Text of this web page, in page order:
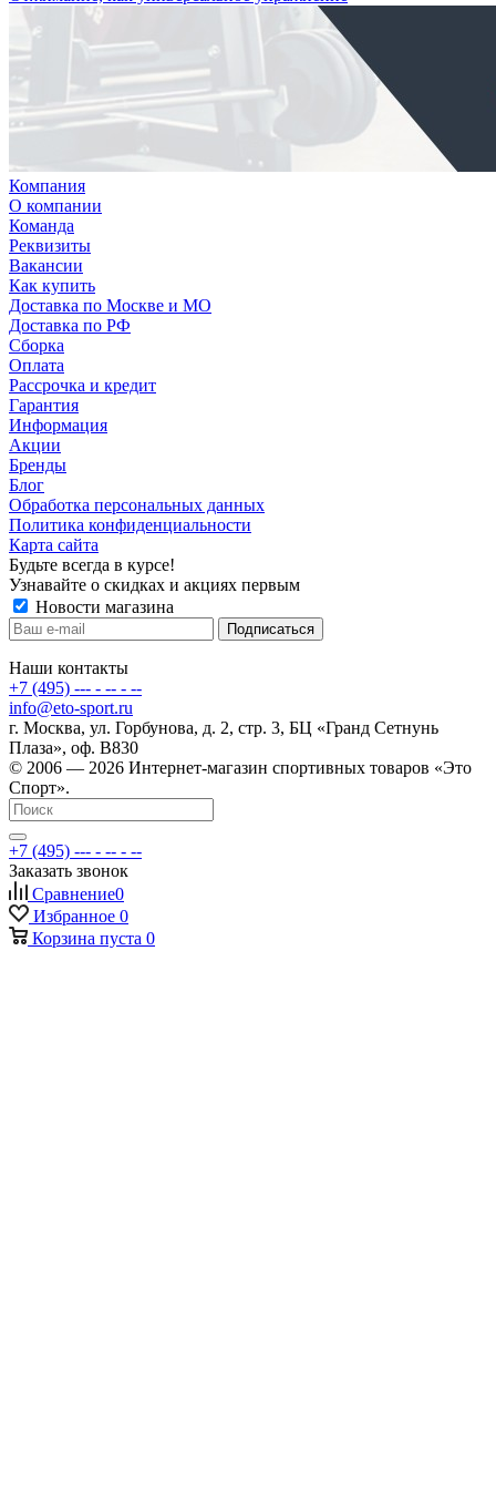
Компания
О компании
Команда
Реквизиты
Вакансии
Как купить
Доставка по Москве и МО
Доставка по РФ
Сборка
Оплата
Рассрочка и кредит
Гарантия
Информация
Акции
Бренды
Блог
Обработка персональных данных
Политика конфиденциальности
Карта сайта
Будьте всегда в курсе!
Узнавайте о скидках и акциях первым
Новости магазина
Наши контакты
+7 (495) --- - -- - --
info@eto-sport.ru
г. Москва, ул. Горбунова, д. 2, стр. 3, БЦ «Гранд Сетнунь
Плаза», оф. В830
© 2006 — 2026 Интернет-магазин спортивных товаров «Это
Спорт».
+7 (495) --- - -- - --
Заказать звонок
Сравнение0
Избранное 0
Корзина пуста 0